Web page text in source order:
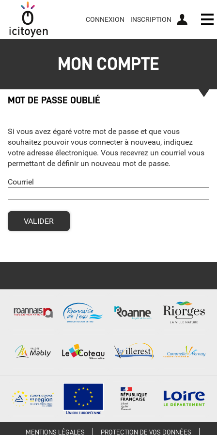
CONNEXION INSCRIPTION
MON COMPTE
MOT DE PASSE OUBLIÉ
Si vous avez égaré votre mot de passe et que vous
souhaitez pouvoir vous connecter à nouveau, indiquez
votre adresse électronique. Vous recevrez un courriel vous
permettant de définir un nouveau mot de passe.
Courriel
*
VALIDER
MENTIONS LÉGALES PROTECTION DE VOS DONNÉES